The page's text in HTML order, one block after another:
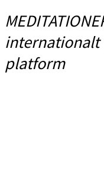
internationalt
platform